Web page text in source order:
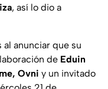
, así lo dio a
anunciar que su
de Eduin
Ovni y un invitado